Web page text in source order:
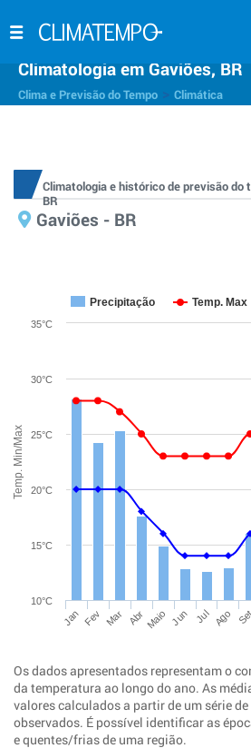
Climatologia em Gaviões, BR
Clima e Previsão do Tempo Climática
Climatologia e histórico de previsão do
BR
Gaviões - BR
Temp. Min/Max
Precipitação Temp. Max
Jan Fev Mar Abr Maio Jun Jul Ago
10°C
15°C
20°C
25°C
30°C
35°C
Os dados apresentados representam o
da temperatura ao longo do ano. As
valores calculados a partir de um série
observados. É possível identificar as
e quentes/frias de uma região.